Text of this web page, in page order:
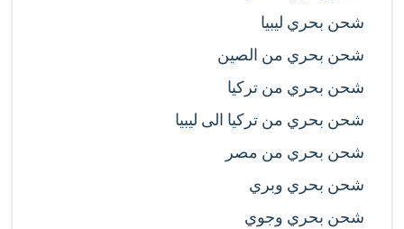
شحن بحري ليبيا
شحن بحري من الصين
شحن بحري من تركيا
شحن بحري من تركيا الى ليبيا
شحن بحري من مصر
شحن بحري وبري
شحن بحري وجوي